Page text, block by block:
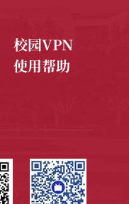
校园VPN
使用帮助